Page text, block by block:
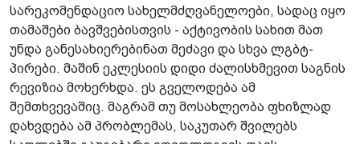
სარეკომენდაციო სახელმძღვანელოები, სადაც იყო
თამაშები ბავშვებისთვის - აქტივობის სახით მათ
უნდა განესახიერებინათ მეძავი და სხვა ლგბტ-
პირები. მაშინ ეკლესიის დიდი ძალისხმევით საგნის
რევიზია მოხერხდა. ეს გველოდება ამ
შემთხვევაშიც. მაგრამ თუ მოსახლეობა ფხიზლად
დახვდება ამ პრობლემას, საკუთარ შვილებს